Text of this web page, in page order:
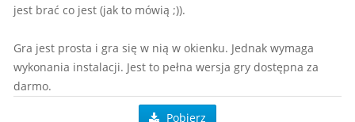
jest brać co jest (jak to mówią ;)).
Gra jest prosta i gra się w nią w okienku. Jednak wymaga
wykonania instalacji. Jest to pełna wersja gry dostępna za
darmo.
Pobierz